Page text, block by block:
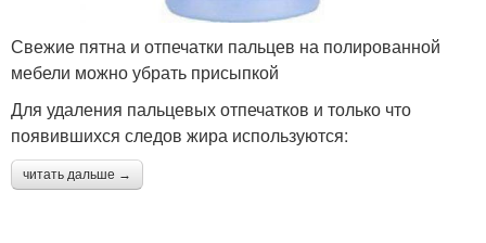
Свежие пятна и отпечатки пальцев на полированной
мебели можно убрать присыпкой
Для удаления пальцевых отпечатков и только что
появившихся следов жира используются:
читать дальше →